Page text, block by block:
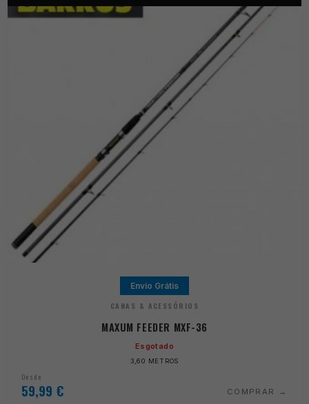
Envio Grátis
CANAS & ACESSÓRIOS
MAXUM FEEDER MXF-36
Esgotado
3,60 METROS
Desde
59,99 € COMPRAR